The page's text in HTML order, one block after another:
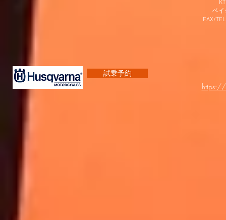
ベイ
FAX/
試乗予約
https://